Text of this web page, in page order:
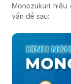
Monozukuri hiệu
vấn đề sau: